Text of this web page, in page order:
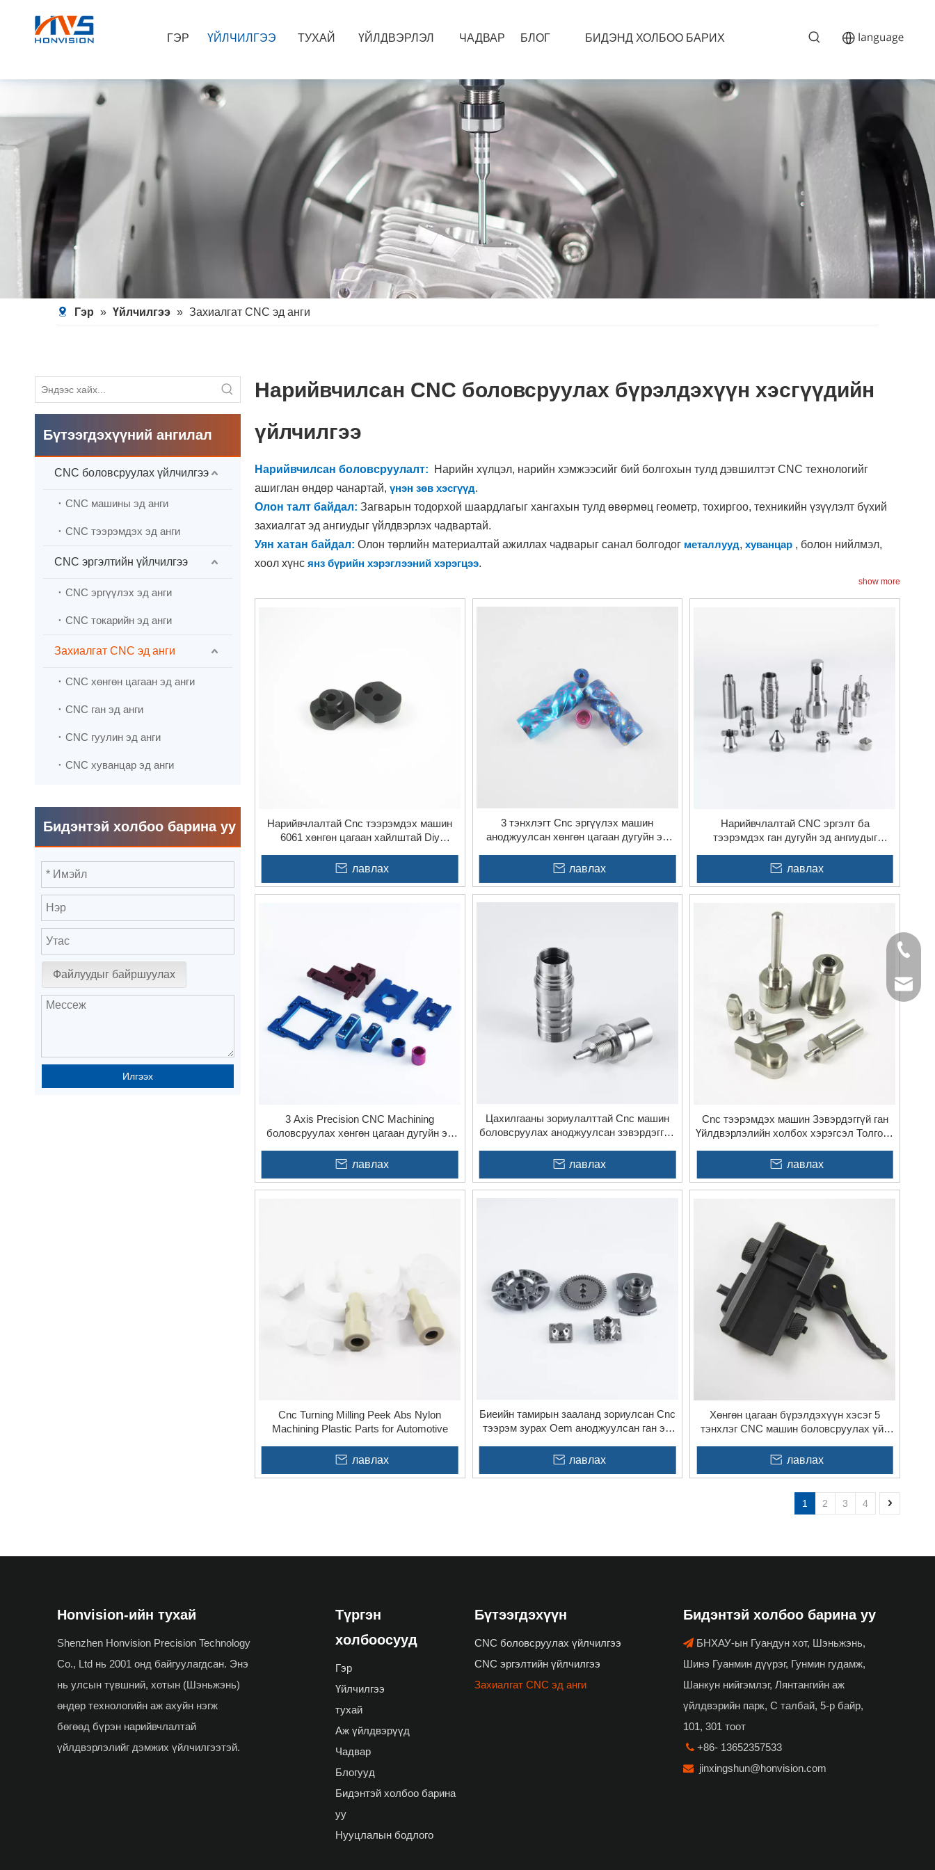
ГЭР ҮЙЛЧИЛГЭЭ ТУХАЙ ҮЙЛДВЭРЛЭЛ ЧАДВАР БЛОГ БИДЭНД ХОЛБОО БАРИХ
Гэр » Үйлчилгээ » Захиалгат CNC эд анги
Бүтээгдэхүүний ангилал
CNC боловсруулах үйлчилгээ
CNC машины эд анги
CNC тээрэмдэх эд анги
CNC эргэлтийн үйлчилгээ
CNC эргүүлэх эд анги
CNC токарийн эд анги
Захиалгат CNC эд анги
CNC хөнгөн цагаан эд анги
CNC ган эд анги
CNC гуулин эд анги
CNC хуванцар эд анги
Бидэнтэй холбоо барина уу
Файлуудыг байршуулах
Илгээх
Нарийвчилсан CNC боловсруулах бүрэлдэхүүн хэсгүүдийн
үйлчилгээ
Нарийвчилсан боловсруулалт:
Нарийн хүлцэл, нарийн хэмжээсийг бий болгохын тулд дэвшилтэт CNC технологийг
ашиглан өндөр чанартай, үнэн зөв хэсгүүд.
Олон талт байдал: Загварын тодорхой шаардлагыг хангахын тулд өвөрмөц геометр, тохиргоо, техникийн үзүүлэлт бүхий
захиалгат эд ангиудыг үйлдвэрлэх чадвартай.
Уян хатан байдал: Олон төрлийн материалтай ажиллах чадварыг санал болгодог металлууд, хуванцар , болон нийлмэл,
хоол хүнс янз бүрийн хэрэглээний хэрэгцээ.
Автоматжуулсан процессууд болон оновчтой ажлын урсгал нь үйлдвэрлэлийн хугацааг багасгаж, нийлүүлэх
хугацааг багасгаж, нийт үр ашгийг дээшлүүлдэг.
Хяналт шалгалтын нарийн үйл явц, чанарын хяналтын арга хэмжээ нь стандарт бус хэсэг бүр чанарын
хатуу стандарт, хэрэглэгчийн тодорхойлолтод нийцэж байгааг баталгаажуулдаг.
Дасан зохицох чадвар:
3 тэнхлэг, 4 тэнхлэг эсвэл 5 тэнхлэгт боловсруулалтыг ашиглаж байгаа эсэхээс үл хамааран тус
бүр нь төслийн янз бүрийн эрэлт хэрэгцээнд нийцсэн нарийн төвөгтэй байдал, олон талт байдал, нарийвчлал зэрэг тодорхой
давуу талуудыг санал болгодог.
show more
Нарийвчлалтай Cnc тээрэмдэх машин
6061 хөнгөн цагаан хайлштай Diy
лавлах
3 тэнхлэгт Cnc эргүүлэх машин
аноджуулсан хөнгөн цагаан дугуйн эд
лавлах
Нарийвчлалтай CNC эргэлт ба
тээрэмдэх ган дугуйн эд ангиудыг
лавлах
3 Axis Precision CNC Machining
боловсруулах хөнгөн цагаан дугуйн эд
лавлах
Цахилгааны зориулалттай Cnc машин
боловсруулах аноджуулсан зэвэрдэггүй
лавлах
Cnc тээрэмдэх машин Зэвэрдэггүй ган
Үйлдвэрлэлийн холбох хэрэгсэл Толгойн
лавлах
Cnc Turning Milling Peek Abs Nylon
Machining Plastic Parts for Automotive
лавлах
Биеийн тамирын зааланд зориулсан Cnc
тээрэм зурах Oem аноджуулсан ган эд
лавлах
Хөнгөн цагаан бүрэлдэхүүн хэсэг 5
тэнхлэг CNC машин боловсруулах үйл
лавлах
1 2 3 4
Honvision-ийн тухай
Shenzhen Honvision Precision Technology
Co., Ltd нь 2001 онд байгуулагдсан. Энэ
нь улсын түвшний, хотын (Шэньжэнь)
өндөр технологийн аж ахуйн нэгж
бөгөөд бүрэн нарийвчлалтай
үйлдвэрлэлийг дэмжих үйлчилгээтэй.
Түргэн
холбоосууд
Гэр
Үйлчилгээ
тухай
Аж үйлдвэрүүд
Чадвар
Блогууд
Бидэнтэй холбоо барина
уу
Нууцлалын бодлого
Бүтээгдэхүүн
CNC боловсруулах үйлчилгээ
CNC эргэлтийн үйлчилгээ
Захиалгат CNC эд анги
Бидэнтэй холбоо барина уу
 БНХАУ-ын Гуандун хот, Шэньжэнь,
Шинэ Гуанмин дүүрэг, Гунмин гудамж,
Шанкун нийгэмлэг, Лянтангийн аж
үйлдвэрийн парк, С талбай, 5-р байр,
101, 301 тоот
 +86- 13652357533
 jinxingshun@honvision.com
+86-